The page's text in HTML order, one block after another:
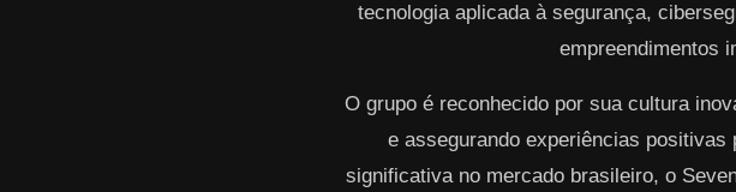
tecnologia aplicada à segurança,
empreendimentos
O grupo é reconhecido por sua cultura
e assegurando experiências
significativa no mercado brasileiro, o